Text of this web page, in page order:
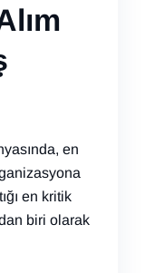
en
en kritik
biri olarak